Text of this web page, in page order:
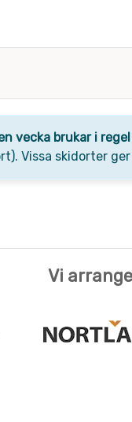
vecka brukar i
Vissa skidorter
Vi